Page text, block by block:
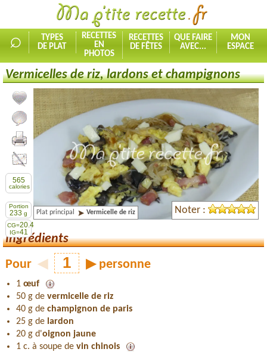
⌕
TYPES
DE PLAT
RECETTES
EN
PHOTOS
RECETTES
DE FÊTES
QUE FAIRE
AVEC...
MON
ESPACE
Vermicelles de riz, lardons et champignons
Ajouter la recette à mes favorites
Commenter, noter la recette
Imprimer la recette
Partager cette recette
565
calories
Portion
233 g
CG=20.4
IG=41
Plat principal Vermicelle de riz Noter :
Ingrédients
Pour ◀ ▶ personne
1 œuf
50 g de vermicelle de riz
40 g de champignon de paris
25 g de lardon
20 g d'oignon jaune
1 c. à soupe de vin chinois